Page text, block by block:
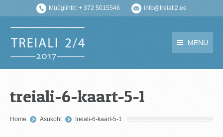
Müügiinfo: + 372 5015546 info@treiali2.ee
MENU
treiali-6-kaart-5-1
You are here:
Home Asukoht treiali-6-kaart-5-1